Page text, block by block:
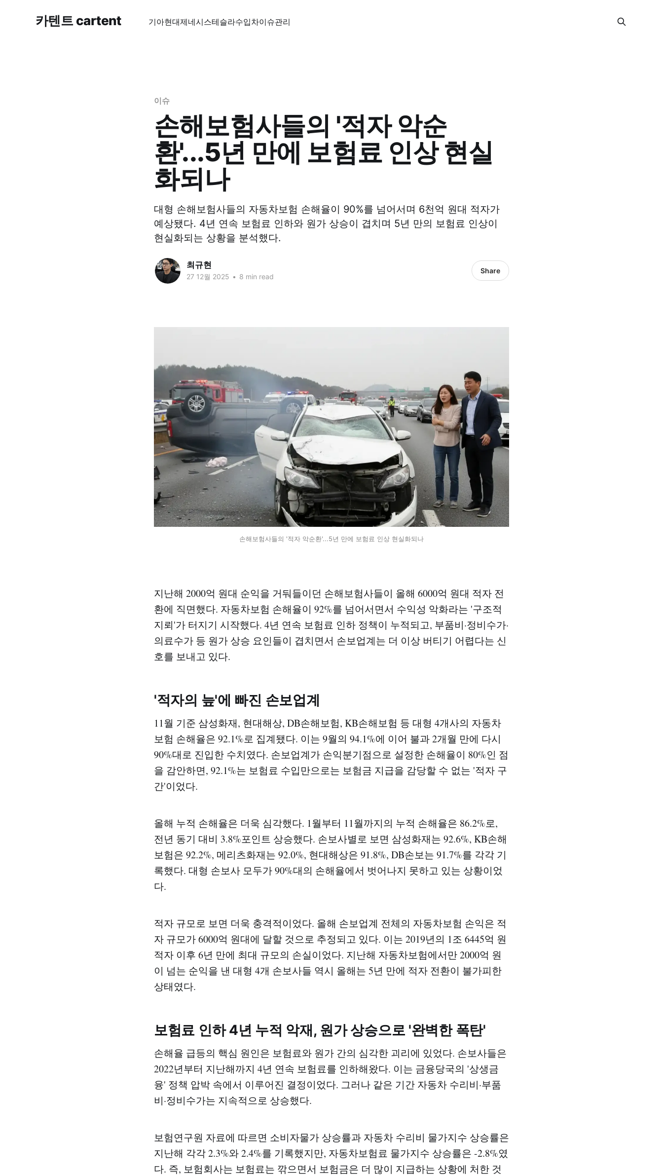
카텐트 cartent 기아현대제네시스테슬라수입차이슈관리
이슈
손해보험사들의 '적자 악순
환'...5년 만에 보험료 인상 현실
화되나
대형 손해보험사들의 자동차보험 손해율이 90%를 넘어서며 6천억 원대 적자가
예상됐다. 4년 연속 보험료 인하와 원가 상승이 겹치며 5년 만의 보험료 인상이
현실화되는 상황을 분석했다.
최규현
27 12월 2025 • 8 min read
Share
손해보험사들의 '적자 악순환'...5년 만에 보험료 인상 현실화되나
지난해 2000억 원대 순익을 거둬들이던 손해보험사들이 올해 6000억 원대 적자 전
환에 직면했다. 자동차보험 손해율이 92%를 넘어서면서 수익성 악화라는 '구조적
지뢰'가 터지기 시작했다. 4년 연속 보험료 인하 정책이 누적되고, 부품비·정비수가·
의료수가 등 원가 상승 요인들이 겹치면서 손보업계는 더 이상 버티기 어렵다는 신
호를 보내고 있다.
'적자의 늪'에 빠진 손보업계
11월 기준 삼성화재, 현대해상, DB손해보험, KB손해보험 등 대형 4개사의 자동차
보험 손해율은 92.1%로 집계됐다. 이는 9월의 94.1%에 이어 불과 2개월 만에 다시
90%대로 진입한 수치였다. 손보업계가 손익분기점으로 설정한 손해율이 80%인 점
을 감안하면, 92.1%는 보험료 수입만으로는 보험금 지급을 감당할 수 없는 '적자 구
간'이었다.
올해 누적 손해율은 더욱 심각했다. 1월부터 11월까지의 누적 손해율은 86.2%로,
전년 동기 대비 3.8%포인트 상승했다. 손보사별로 보면 삼성화재는 92.6%, KB손해
보험은 92.2%, 메리츠화재는 92.0%, 현대해상은 91.8%, DB손보는 91.7%를 각각 기
록했다. 대형 손보사 모두가 90%대의 손해율에서 벗어나지 못하고 있는 상황이었
다.
적자 규모로 보면 더욱 충격적이었다. 올해 손보업계 전체의 자동차보험 손익은 적
자 규모가 6000억 원대에 달할 것으로 추정되고 있다. 이는 2019년의 1조 6445억 원
적자 이후 6년 만에 최대 규모의 손실이었다. 지난해 자동차보험에서만 2000억 원
이 넘는 순익을 낸 대형 4개 손보사들 역시 올해는 5년 만에 적자 전환이 불가피한
상태였다.
보험료 인하 4년 누적 악재, 원가 상승으로 '완벽한 폭탄'
손해율 급등의 핵심 원인은 보험료와 원가 간의 심각한 괴리에 있었다. 손보사들은
2022년부터 지난해까지 4년 연속 보험료를 인하해왔다. 이는 금융당국의 '상생금
융' 정책 압박 속에서 이루어진 결정이었다. 그러나 같은 기간 자동차 수리비·부품
비·정비수가는 지속적으로 상승했다.
보험연구원 자료에 따르면 소비자물가 상승률과 자동차 수리비 물가지수 상승률은
지난해 각각 2.3%와 2.4%를 기록했지만, 자동차보험료 물가지수 상승률은 -2.8%였
다. 즉, 보험회사는 보험료는 깎으면서 보험금은 더 많이 지급하는 상황에 처한 것